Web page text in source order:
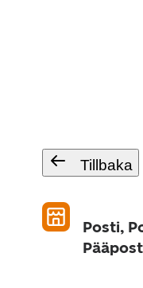
Tillbaka
Posti,